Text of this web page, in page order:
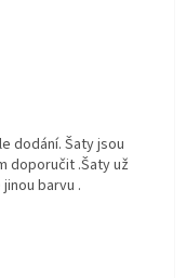
dodání. Šaty jsou
doporučit .Šaty už
barvu .